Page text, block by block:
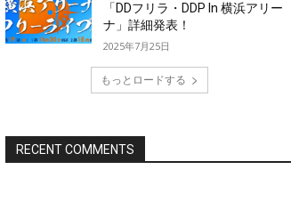
「DDフリラ・DDP In 横浜アリー
ナ」詳細発表！
2025年7月25日
もっとロードする
RECENT COMMENTS